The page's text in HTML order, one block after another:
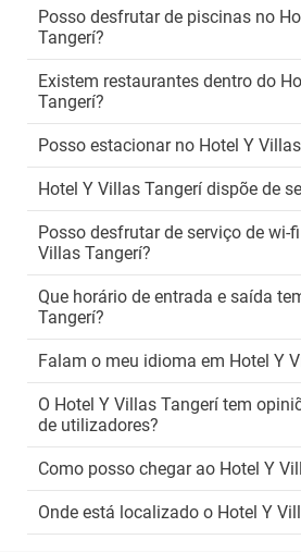
Posso desfrutar de piscinas no
Tangerí?
Existem restaurantes dentro do
Tangerí?
Posso estacionar no Hotel Y
Hotel Y Villas Tangerí dispõe de
Posso desfrutar de serviço de wi-
Villas Tangerí?
Que horário de entrada e saída
Tangerí?
Falam o meu idioma em Hotel Y
O Hotel Y Villas Tangerí tem
de utilizadores?
Como posso chegar ao Hotel Y
Onde está localizado o Hotel Y